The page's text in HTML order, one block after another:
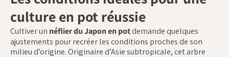
culture en pot réussie
Cultiver un néflier du Japon en potdemande quelques
ajustements pour recréer les conditions proches de son
milieu d’origine. Originaire d’Asie subtropicale, cet arbre